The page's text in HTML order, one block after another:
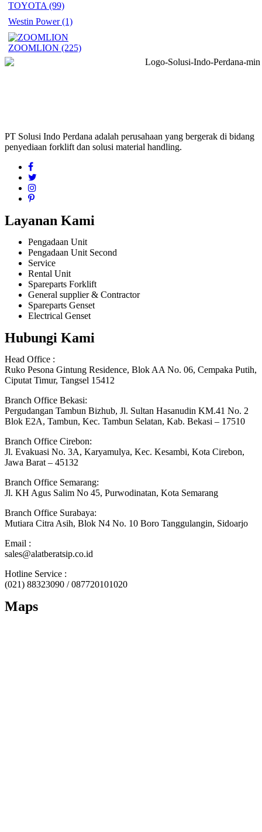
TOYOTA (99)
Westin Power(1)
ZOOMLION (225)
PT Solusi Indo Perdana adalah perusahaan yang bergerak di bidang
penyediaan forklift dan solusi material handling.
Layanan Kami
Pengadaan Unit
Pengadaan Unit Second
Service
Rental Unit
Spareparts Forklift
General supplier & Contractor
Spareparts Genset
Electrical Genset
Hubungi Kami
Head Office :
Ruko Pesona Gintung Residence, Blok AA No. 06, Cempaka Putih,
Ciputat Timur, Tangsel 15412
Branch Office Bekasi:
Pergudangan Tambun Bizhub, Jl. Sultan Hasanudin KM.41 No. 2
Blok E2A, Tambun, Kec. Tambun Selatan, Kab. Bekasi – 17510
Branch Office Cirebon:
Jl. Evakuasi No. 3A, Karyamulya, Kec. Kesambi, Kota Cirebon,
Jawa Barat – 45132
Branch Office Semarang:
Jl. KH Agus Salim No 45, Purwodinatan, Kota Semarang
Branch Office Surabaya:
Mutiara Citra Asih, Blok N4 No. 10 Boro Tanggulangin, Sidoarjo
Email :
sales@alatberatsip.co.id
Hotline Service :
(021) 88323090 / 087720101020
Maps